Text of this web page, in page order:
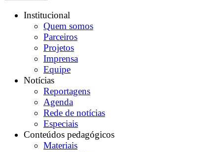
Institucional
Quem somos
Parceiros
Projetos
Imprensa
Equipe
Notícias
Reportagens
Agenda
Rede de notícias
Especiais
Conteúdos pedagógicos
Materiais